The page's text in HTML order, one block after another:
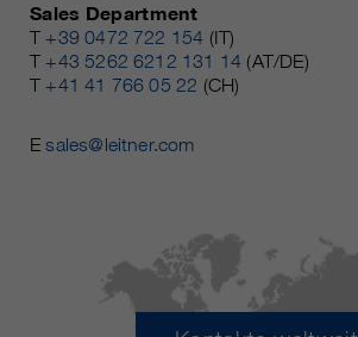
Sales Department
T +39 0472 722 154 (IT)
T +43 5262 6212 131 14 (AT/DE)
T +41 41 766 05 22 (CH)
Esales@leitner.com